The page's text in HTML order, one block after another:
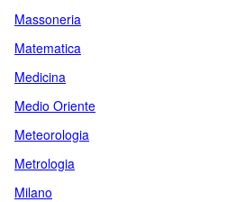
Massoneria
Matematica
Medicina
Medio Oriente
Meteorologia
Metrologia
Milano